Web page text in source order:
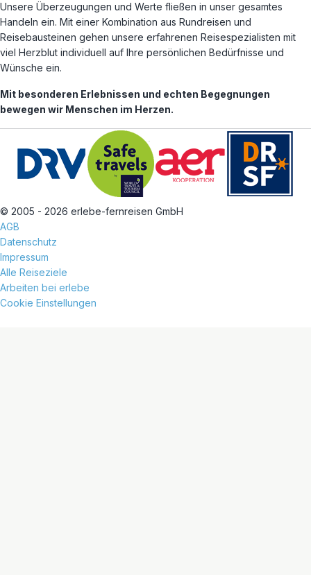
Unsere Überzeugungen und Werte fließen in unser gesamtes
Handeln ein. Mit einer Kombination aus Rundreisen und
Reisebausteinen gehen unsere erfahrenen Reisespezialisten mit
viel Herzblut individuell auf Ihre persönlichen Bedürfnisse und
Wünsche ein.
Mit besonderen Erlebnissen und echten Begegnungen
bewegen wir Menschen im Herzen.
© 2005 - 2026 erlebe-fernreisen GmbH
AGB
Datenschutz
Impressum
Alle Reiseziele
Arbeiten bei erlebe
Cookie Einstellungen